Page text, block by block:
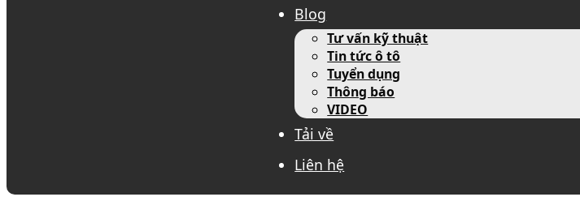
Blog
Tư vấn kỹ thuật
Tin tức ô tô
Tuyển dụng
Thông báo
VIDEO
Tải về
Liên hệ